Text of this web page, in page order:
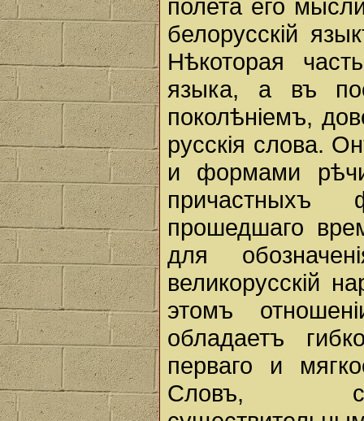
полета его
белорусскiй
Нѣкоторая
языка, а въ
поколѣнiемъ,
русскiя слова.
и формами
причастныхъ
прошедшаго
для
великорусскiй
этомъ
обладаетъ
перваго и
Словъ,